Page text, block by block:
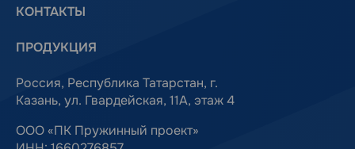
КОНТАКТЫ
ПРОДУКЦИЯ
Россия, Республика Татарстан, г.
Казань, ул. Гвардейская, 11А, этаж 4
ООО «ПК Пружинный проект»